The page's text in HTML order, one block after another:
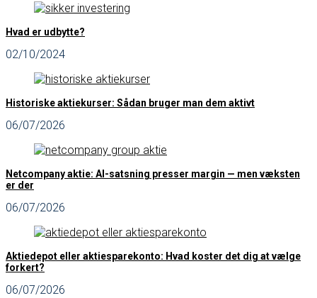
Hvad er udbytte?
02/10/2024
Historiske aktiekurser: Sådan bruger man dem aktivt
06/07/2026
Netcompany aktie: AI-satsning presser margin — men væksten
er der
06/07/2026
Aktiedepot eller aktiesparekonto: Hvad koster det dig at vælge
forkert?
06/07/2026